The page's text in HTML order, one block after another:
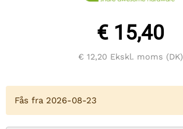
€ 15,40
€ 12,20 Ekskl. moms (DK)
Fås fra 2026-08-23